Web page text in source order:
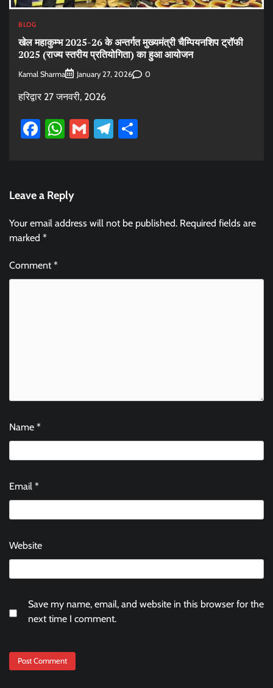
BLOG
खेल महाकुम्भ 2025-26 के अन्तर्गत मुख्यमंत्री चैम्पियनशिप ट्रॉफी
2025 (राज्य स्तरीय प्रतियोगिता) का हुआ आयोजन
Kamal Sharma January 27, 2026 0
हरिद्वार 27 जनवरी, 2026
Facebook
WhatsApp
GmailTelegram
Leave a Reply
Your email address will not be published. Required fields are
marked *
Comment*
Name *
Email *
Website
Save my name, email, and website in this browser for the
next time I comment.